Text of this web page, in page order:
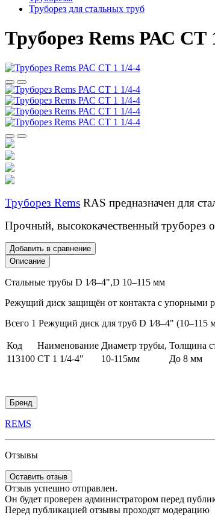
Труборез для стальных труб
Труборез Rems РАС СТ
Труборез Rems RAS предназначен для
Прочный, высококачественный труборез
Добавить в сравнение
Описание
Стальные трубы D 1⁄8–4",D 10–115 мм
Режущий диск защищён от контакта с упорными
Всего 1 Режущий диск для труб D 1⁄8–4" (10–115
Код Наименование Диаметр трубы, Толщина
113100 CT 1 1/4-4" 10-115мм До 8 мм
Бренд
REMS
Отзывы
Оставить отзыв
Отзыв успешно отправлен.
Он будет проверен администратором перед
Перед публикацией отзывы проходят модерацию